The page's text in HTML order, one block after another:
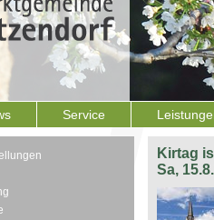
Service
Kirtag
Sa,